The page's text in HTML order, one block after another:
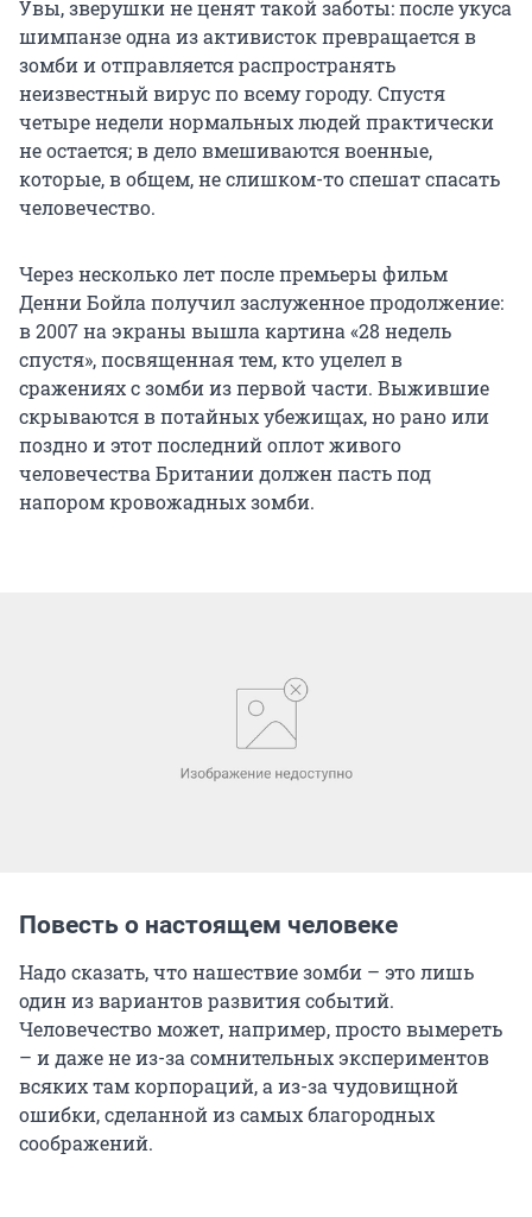
Увы, зверушки не ценят такой заботы: после укуса
шимпанзе одна из активисток превращается в
зомби и отправляется распространять
неизвестный вирус по всему городу. Спустя
четыре недели нормальных людей практически
не остается; в дело вмешиваются военные,
которые, в общем, не слишком-то спешат спасать
человечество.
Через несколько лет после премьеры фильм
Денни Бойла получил заслуженное продолжение:
в 2007 на экраны вышла картина «28 недель
спустя», посвященная тем, кто уцелел в
сражениях с зомби из первой части. Выжившие
скрываются в потайных убежищах, но рано или
поздно и этот последний оплот живого
человечества Британии должен пасть под
напором кровожадных зомби.
Повесть о настоящем человеке
Надо сказать, что нашествие зомби – это лишь
один из вариантов развития событий.
Человечество может, например, просто вымереть
– и даже не из-за сомнительных экспериментов
всяких там корпораций, а из-за чудовищной
ошибки, сделанной из самых благородных
соображений.